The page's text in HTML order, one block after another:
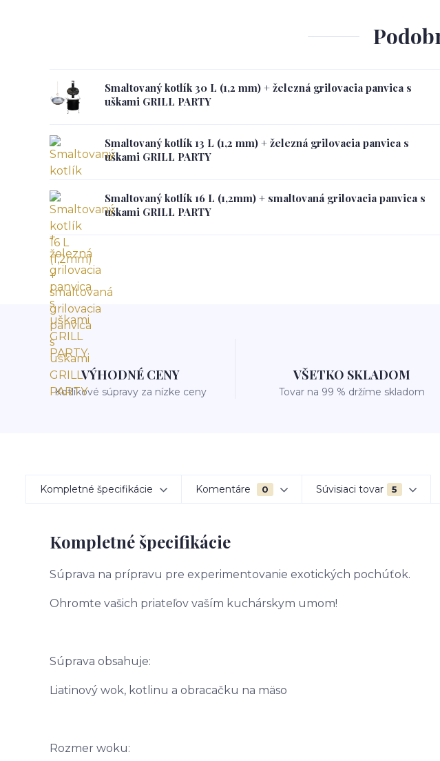
Smaltovaný kotlík 30 L (1,2 mm) + železná grilovacia panvica s
uškami GRILL PARTY
Smaltovaný kotlík 13 L (1,2 mm) + železná grilovacia panvica s
uškami GRILL PARTY
Smaltovaný kotlík 16 L (1,2mm) + smaltovaná grilovacia panvica s
uškami GRILL PARTY
VÝHODNÉ CENY
Kotlíkové súpravy za nízke ceny
VŠETKO SKLADOM
Tovar na 99 % držíme skladom
Kompletné špecifikácie Komentáre 0 Súvisiaci tovar 5
Kompletné špecifikácie
Súprava na prípravu pre experimentovanie exotických pochúťok.
Ohromte vašich priateľov vaším kuchárskym umom!
Súprava obsahuje:
Liatinový wok, kotlinu a obracačku na mäso
Rozmer woku: